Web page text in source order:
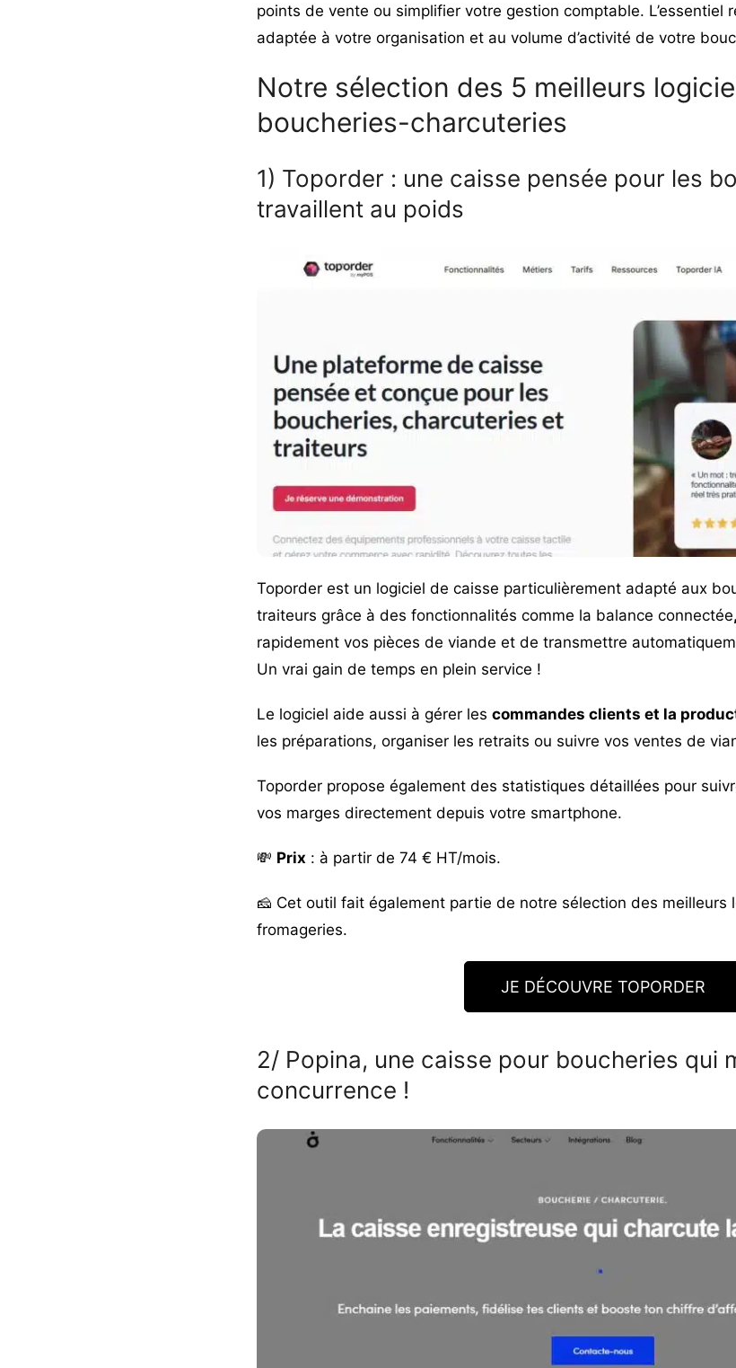
points de vente ou simplifier votre gestion comptable. L’essentiel
adaptée à votre organisation et au volume d’activité de votre
Notre sélection des 5 meilleurs
boucheries-charcuteries
1) Toporder : une caisse pensée pour les
travaillent au poids
Toporder est un logiciel de caisse particulièrement adapté aux
traiteurs grâce à des fonctionnalités comme la balance connectée,
rapidement vos pièces de viande et de transmettre
Un vrai gain de temps en plein service !
Le logiciel aide aussi à gérer les commandes clients et la
les préparations, organiser les retraits ou suivre vos ventes de
Toporder propose également des statistiques détaillées pour
vos marges directement depuis votre smartphone.
💸 Prix : à partir de 74 € HT/mois.
🧀 Cet outil fait également partie de notre sélection des meilleurs
fromageries.
JE DÉCOUVRE TOPORDER
2/ Popina, une caisse pour boucheries qui
concurrence !